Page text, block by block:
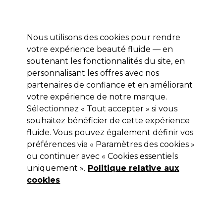
Se connecter
Marques Bons plans 🌟 Coiffure Electro et Matériel
Livraison le lendemain*
Après expédition, du lundi au vendredi
Les Secrets de Loly
Les Secrets de Loly Repair Time Masque
Hydratant 230ml
20,23 €23,80 €
Nous utilisons des cookies pour rendre
votre expérience beauté fluide — en
soutenant les fonctionnalités du site, en
personnalisant les offres avec nos
partenaires de confiance et en améliorant
votre expérience de notre marque.
Sélectionnez « Tout accepter » si vous
souhaitez bénéficier de cette expérience
fluide. Vous pouvez également définir vos
préférences via « Paramètres des cookies »
ou continuer avec « Cookies essentiels
uniquement ». Politique relative aux
cookies